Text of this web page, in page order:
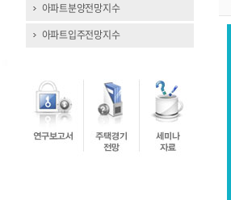
아파트분양전망지수
아파트입주전망지수